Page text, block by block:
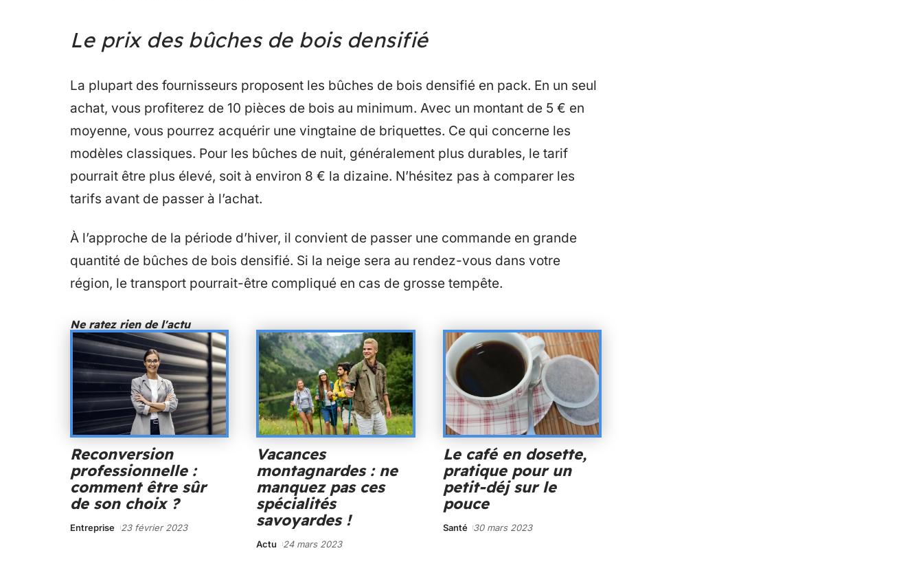
Le prix des bûches de bois densifié
La plupart des fournisseurs proposent les bûches de bois densifié en pack. En un seul
achat, vous profiterez de 10 pièces de bois au minimum. Avec un montant de 5 € en
moyenne, vous pourrez acquérir une vingtaine de briquettes. Ce qui concerne les
modèles classiques. Pour les bûches de nuit, généralement plus durables, le tarif
pourrait être plus élevé, soit à environ 8 € la dizaine. N’hésitez pas à comparer les
tarifs avant de passer à l’achat.
À l’approche de la période d’hiver, il convient de passer une commande en grande
quantité de bûches de bois densifié. Si la neige sera au rendez-vous dans votre
région, le transport pourrait-être compliqué en cas de grosse tempête.
Ne ratez rien de l'actu
Reconversion
professionnelle :
comment être sûr
de son choix ?
Entreprise 23 février 2023
Vacances
montagnardes : ne
manquez pas ces
spécialités
savoyardes !
Actu 24 mars 2023
Le café en dosette,
pratique pour un
petit-déj sur le
pouce
Santé 30 mars 2023